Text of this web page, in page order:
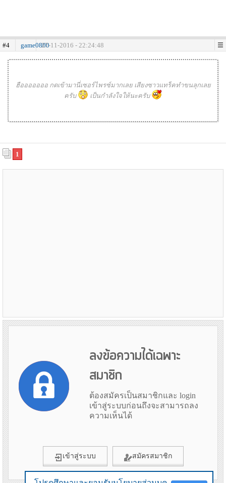
#4 game080027-11-2016 - 22:24:48
ฮือออออออ กดเข้ามานี่เซอร์ไพรซ์มากเลย เสียงซาวแทร็คทำขนลุกเลย
ครับ
เป็นกำลังใจให้นะครับ
1
ลงข้อความได้เฉพาะ
สมาชิก
ต้องสมัครเป็นสมาชิกและ login
เข้าสู่ระบบก่อนถึงจะสามารถลง
ความเห็นได้
เข้าสู่ระบบ สมัครสมาชิก